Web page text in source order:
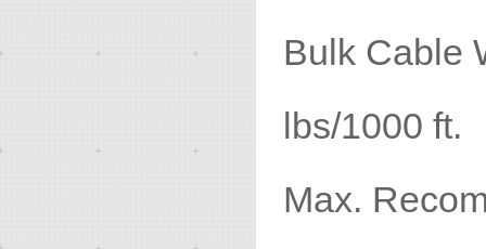
Bulk
lbs/1000 ft.
Max.